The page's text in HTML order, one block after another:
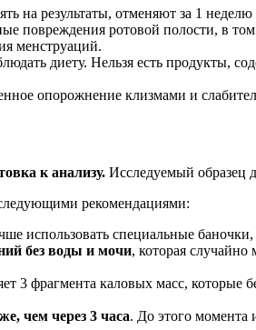
на результаты, отменяют за 1
повреждения ротовой полости, в
менструаций.
диету. Нельзя есть
опорожнение клизмами и
к анализу. Исследуемый образец
рекомендациями:
использовать специальные
без воды и мочи, которая
3 фрагмента каловых масс,
чем через 3 часа. До этого момента